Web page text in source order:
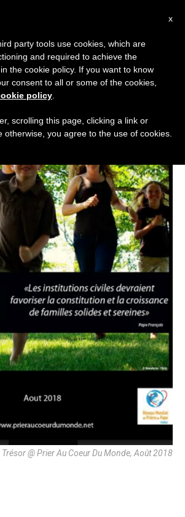
Trésor @ Prier Au Coeur Du Monde, Août 2018
x
party tools use cookies, which are
and required to achieve the
the cookie policy. If you want to know
consent to all or some of the cookies,
policy
scrolling this page, clicking a link or
otherwise, you agree to the use of cookies.